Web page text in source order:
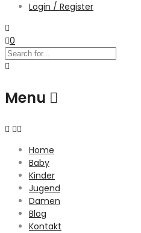
Login / Register
0
Menu
Home
Baby
Kinder
Jugend
Damen
Blog
Kontakt